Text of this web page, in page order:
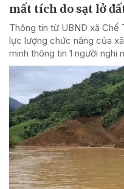
mất tích do sạt lở
Thông tin từ UBND xã
lực lượng chức năng của
minh thông tin 1 người nghi